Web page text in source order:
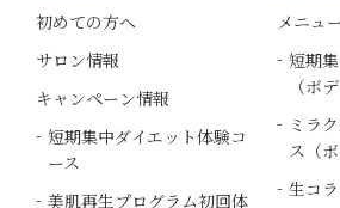
初めての方へ
サロン情報
キャンペーン情報
短期集中ダイエット体験コ
ース
美肌再生プログラム初回体
メニュ
短期
（ボ
ミラ
ス（ボ
生コ